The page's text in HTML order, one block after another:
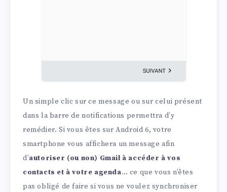
Un simple clic sur ce message ou sur celui présent
dans la barre de notifications permettra d’y
remédier. Si vous êtes sur Android 6, votre
smartphone vous affichera un message afin
d’autoriser (ou non) Gmail à accéder à vos
contacts et à votre agenda… ce que vous n’êtes
pas obligé de faire si vous ne voulez synchroniser